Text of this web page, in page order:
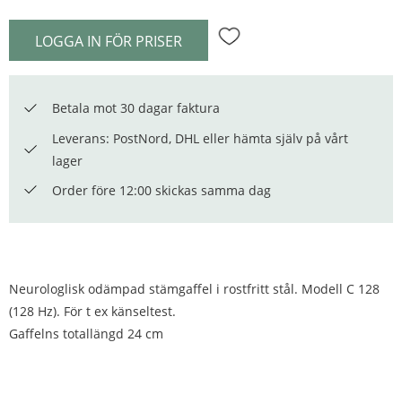
LOGGA IN FÖR PRISER Lägg till i favoriter
Betala mot 30 dagar faktura
Leverans: PostNord, DHL eller hämta själv på vårt
lager
Order före 12:00 skickas samma dag
Neurologlisk odämpad stämgaffel i rostfritt stål. Modell C 128
(128 Hz). För t ex känseltest.
Gaffelns totallängd 24 cm